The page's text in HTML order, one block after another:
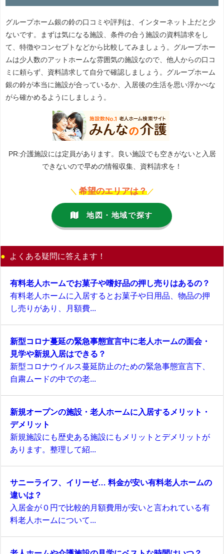
グループホーム銀の鈴の口コミや評判は、インターネット上だと少
ないです。まずは気になる施設、条件の合う施設の資料請求をし
て、特徴やコンセプトなどから比較してみましょう。グループホー
ムは少人数のアットホームな雰囲気の施設なので、他人からの口コ
ミに頼らず、資料請求して自分で確認しましょう。グループホーム
銀の鈴が本当に施設が合っているか、入居後の生活を思い浮かべな
がら確かめるようにしましょう。
PR:介護施設には定員があります。良い施設でも空きがないと入居
できないので早めの情報収集、資料請求を！
＼ 希望のエリアは？ ／
地図・地域で探す
よくある疑問に答えます！
有料老人ホームでお菓子や嗜好品の押し売りはあるの？
有料老人ホームに入居するとお菓子や日用品、物品の押
し売りがあり、月額費...
新型コロナ蔓延の緊急事態宣言中に老人ホームの面会・
見学や新規入居はできる？
新型コロナウイルス蔓延防止のための緊急事態宣言下、
自粛ムードの中での老...
新規オープンの施設・老人ホームに入居するメリット・
デメリット
新規施設にも歴史ある施設にもメリットとデメリットが
あります。整理して紹...
サニーライフ、イリーゼ… 料金が安い有料老人ホームの
違いは？
入居金が０円で比較的月額費用が安いと言われている有
料老人ホームについて...